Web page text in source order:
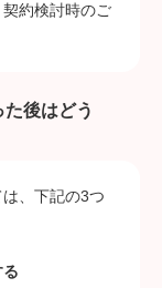
約検討時のご
後はどう
、下記の3つ